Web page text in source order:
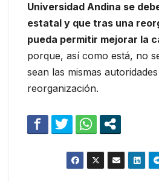
Universidad Andina se
estatal y que tras una
pueda permitir mejorar la
porque, así como está, no
sean las mismas
reorganización.